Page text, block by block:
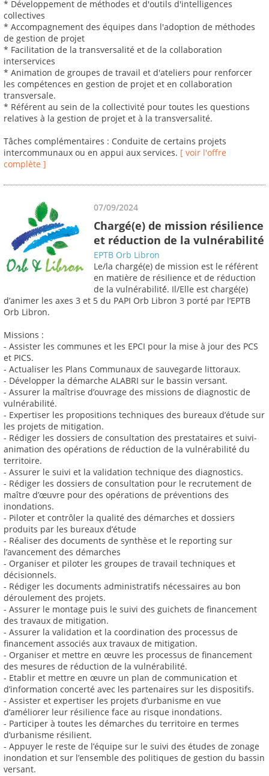
* Développement de méthodes et d'outils d'intelligences
collectives
* Accompagnement des équipes dans l'adoption de méthodes
de gestion de projet
* Facilitation de la transversalité et de la collaboration
interservices
* Animation de groupes de travail et d'ateliers pour renforcer
les compétences en gestion de projet et en collaboration
transversale.
* Référent au sein de la collectivité pour toutes les questions
relatives à la gestion de projet et à la transversalité.
Tâches complémentaires : Conduite de certains projets
intercommunaux ou en appui aux services. [ voir l'offre
complète ]
07/09/2024
Chargé(e) de mission résilience
et réduction de la vulnérabilité
EPTB Orb Libron
Le/la chargé(e) de mission est le référent
en matière de résilience et de réduction
de la vulnérabilité́. Il/Elle est chargé(e)
d’animer les axes 3 et 5 du PAPI Orb Libron 3 porté par l’EPTB
Orb Libron.
Missions :
- Assister les communes et les EPCI pour la mise à jour des PCS
et PICS.
- Actualiser les Plans Communaux de sauvegarde littoraux.
- Développer la démarche ALABRI sur le bassin versant.
- Assurer la maîtrise d’ouvrage des missions de diagnostic de
vulnérabilité.
- Expertiser les propositions techniques des bureaux d’étude sur
les projets de mitigation.
- Rédiger les dossiers de consultation des prestataires et suivi-
animation des opérations de réduction de la vulnérabilité du
territoire.
- Assurer le suivi et la validation technique des diagnostics.
- Rédiger les dossiers de consultation pour le recrutement de
maître d’œuvre pour des opérations de préventions des
inondations.
- Piloter et contrôler la qualité des démarches et dossiers
produits par les bureaux d’étude
- Réaliser des documents de synthèse et le reporting sur
l’avancement des démarches
- Organiser et piloter les groupes de travail techniques et
décisionnels.
- Rédiger les documents administratifs nécessaires au bon
déroulement des projets.
- Assurer le montage puis le suivi des guichets de financement
des travaux de mitigation.
- Assurer la validation et la coordination des processus de
financement associés aux travaux de mitigation.
- Organiser et mettre en œuvre les processus de financement
des mesures de réduction de la vulnérabilité.
- Etablir et mettre en œuvre un plan de communication et
d’information concerté avec les partenaires sur les dispositifs.
- Assister et expertiser les projets d’urbanisme en vue
d’améliorer leur résilience face au risque inondations.
- Participer à toutes les démarches du territoire en termes
d’urbanisme résilient.
- Appuyer le reste de l’équipe sur le suivi des études de zonage
inondation et sur l’ensemble des politiques de gestion du bassin
versant.